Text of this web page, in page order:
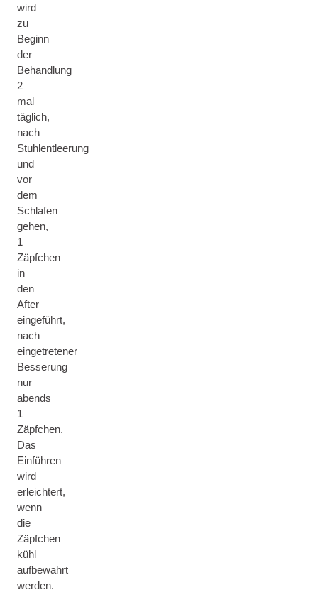
wird
zu
Beginn
der
Behandlung
2
mal
täglich,
nach
Stuhlentleerung
und
vor
dem
Schlafen
gehen,
1
Zäpfchen
in
den
After
eingeführt,
nach
eingetretener
Besserung
nur
abends
1
Zäpfchen.
Das
Einführen
wird
erleichtert,
wenn
die
Zäpfchen
kühl
aufbewahrt
werden.